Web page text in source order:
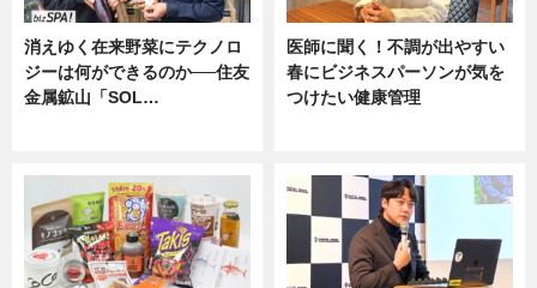
消えゆく在来野菜にテクノロ
ジーは何ができるのか──住友
金属鉱山「SOL…
医師に聞く！不調が出やすい
春にビジネスパーソンが気を
つけたい健康管理